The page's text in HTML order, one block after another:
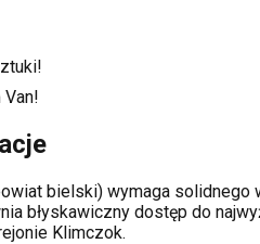
Van!
bielski) wymaga solidnego
błyskawiczny dostęp do
Klimczok.